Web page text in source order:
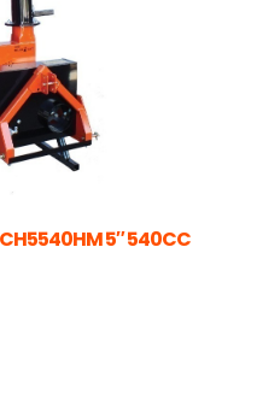
CH5540HM 5″ 540CC